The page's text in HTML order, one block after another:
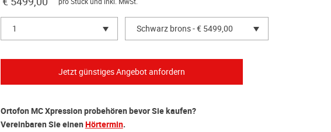
1 Schwarz brons - € 5499,00
Ortofon MC Xpression probehören bevor Sie kaufen?
Vereinbaren Sie einenHörtermin.